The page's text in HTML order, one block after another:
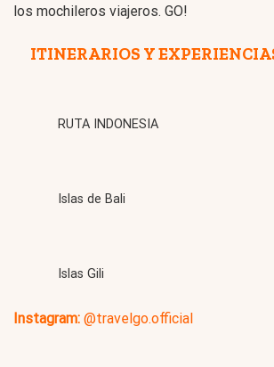
los mochileros viajeros. GO!
ITINERARIOS Y
RUTA INDONESIA
Islas de Bali
Islas Gili
Instagram: @travelgo.official